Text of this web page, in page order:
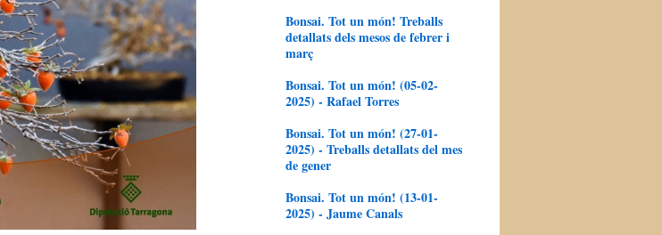
Bonsai. Tot un món! Treballs
detallats dels mesos de febrer i
març
Bonsai. Tot un món! (05-02-
2025) - Rafael Torres
Bonsai. Tot un món! (27-01-
2025) - Treballs detallats del mes
de gener
Bonsai. Tot un món! (13-01-
2025) - Jaume Canals